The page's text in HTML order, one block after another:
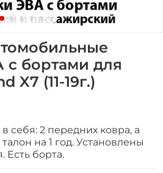
с бортами для
X7 (11-19г.)
себя: 2 передних ковра, а
на 1 год. Установлены
. Есть борта.